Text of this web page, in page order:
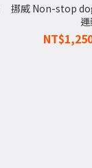
挪威 Non-stop